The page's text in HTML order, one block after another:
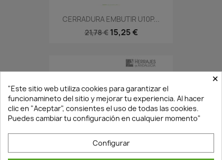
CERRADURA EMBUTIR U10P...
21,78 € 15,25 €
En Stock·Envío 24/48h
×
"Este sitio web utiliza cookies para garantizar el
funcionamineto del sitio y mejorar tu experiencia. Al hacer
clic en "Aceptar", consientes el uso de todas las cookies.
Puedes cambiar tu configuración en cualquier momento"
Configurar